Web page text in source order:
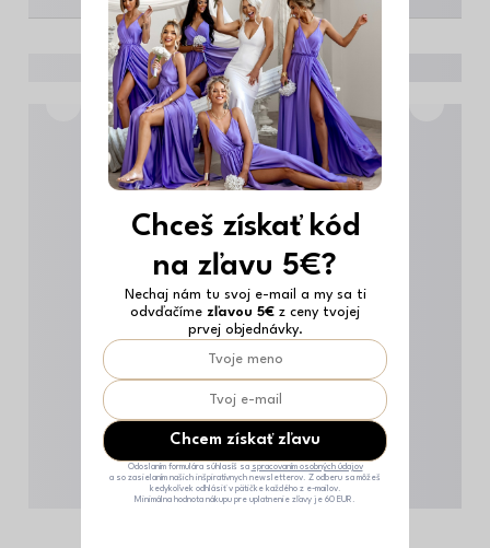
Chceš získať kód
na zľavu 5€?
Nechaj nám tu svoj e-mail a my sa ti
odvďačíme zľavou 5€ z ceny tvojej
prvej objednávky.
Chcem získať zľavu
Odoslaním formulára súhlasíš sa spracovaním osobných údajov
a so zasielaním našich inšpiratívnych newsletterov. Z odberu sa môžeš
kedykoľvek odhlásiť v pätičke každého z e-mailov.
Minimálna hodnota nákupu pre uplatnenie zľavy je 60 EUR.